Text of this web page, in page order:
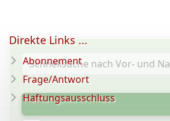
Direkte Links ...
Abonnement
Frage/Antwort
Haftungsausschluss